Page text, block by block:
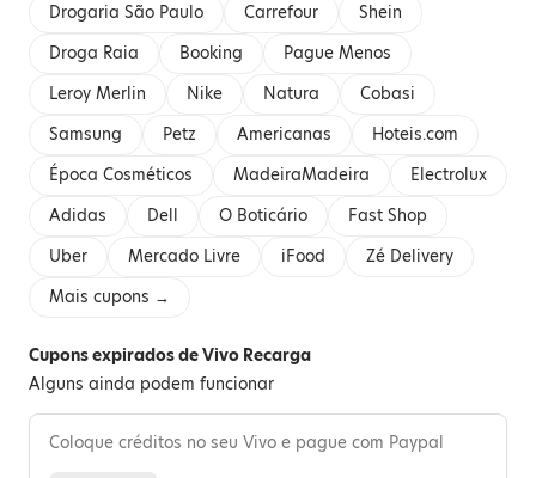
Drogaria São Paulo
Carrefour
Shein
Droga Raia
Booking
Pague Menos
Leroy Merlin
Nike Natura
Cobasi
Samsung
Petz Americanas
Hoteis.com
Época Cosméticos
MadeiraMadeira
Electrolux
Adidas
Dell O Boticário
Fast Shop
Uber
Mercado Livre iFood
Zé Delivery
Mais cupons →
Cupons expirados de Vivo Recarga
Alguns ainda podem funcionar
Coloque créditos no seu Vivo e pague com Paypal